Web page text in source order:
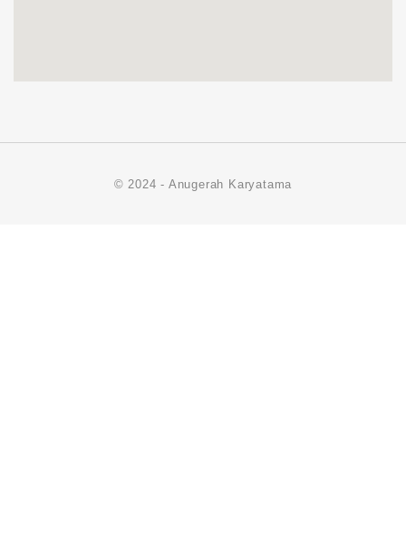
© 2024 - Anugerah Karyatama